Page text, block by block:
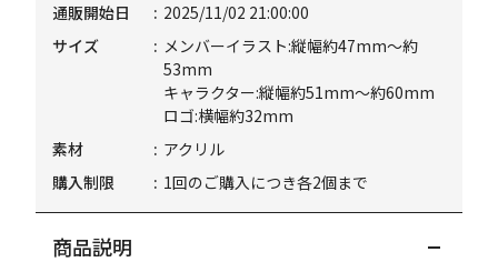
通販開始日
2025/11/02 21:00:00
サイズ
メンバーイラスト:縦幅約47mm～約
53mm
キャラクター:縦幅約51mm～約60mm
ロゴ:横幅約32mm
素材
アクリル
購入制限
1回のご購入につき各2個まで
商品説明